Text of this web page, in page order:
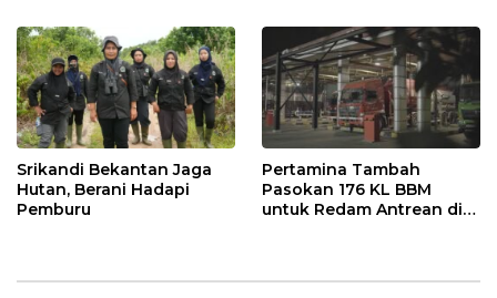
Srikandi Bekantan Jaga
Hutan, Berani Hadapi
Pemburu
Pertamina Tambah
Pasokan 176 KL BBM
untuk Redam Antrean di